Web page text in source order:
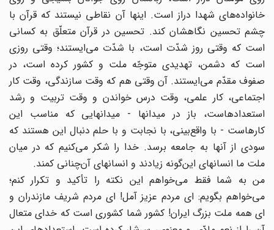
خانواده‌هاى شهدا دراز است. اینها آن نقاطى نیستند که قرآن با
چشم تحسین نگاهشان کند. تحسین در قرآن متعلّق به کسانى
است که وقتى روز شدّت است، با شدّت مى‌ایستند؛ وقتى روزى
است که دشمن، تهدیدى متوجّه ملت و کشور کرده است، در
صفوف مقدّم مى‌ایستند. آن وقتى هم که وقت سازندگى، وقت کار
اجتماعى، کار علمى، وقت درس خواندن و وقت تربیت و رشد
استعدادهاست، باز در میدانها - میدانهایى که مناسب این
کارهاست - با واقع‌بینى، با نجابت و با حلم دنبال این هستند که
سودى از آنها به جامعه برسد. خدا را شکر مى‌کنیم که در میان
ملت ما انسانهاى این‌گونه زیادند و انسانهاى آن‌چنانى کمند.
من به شما فقط مى‌خواهم این نکته را تأکید و تکرار کنم؛
مى‌خواهم بگویم: اى مردم عزیز آمل! اى مردم شریف مازندران و
اى همه ملت بزرگ ایران! کشور شما کشورى است که خداى متعال